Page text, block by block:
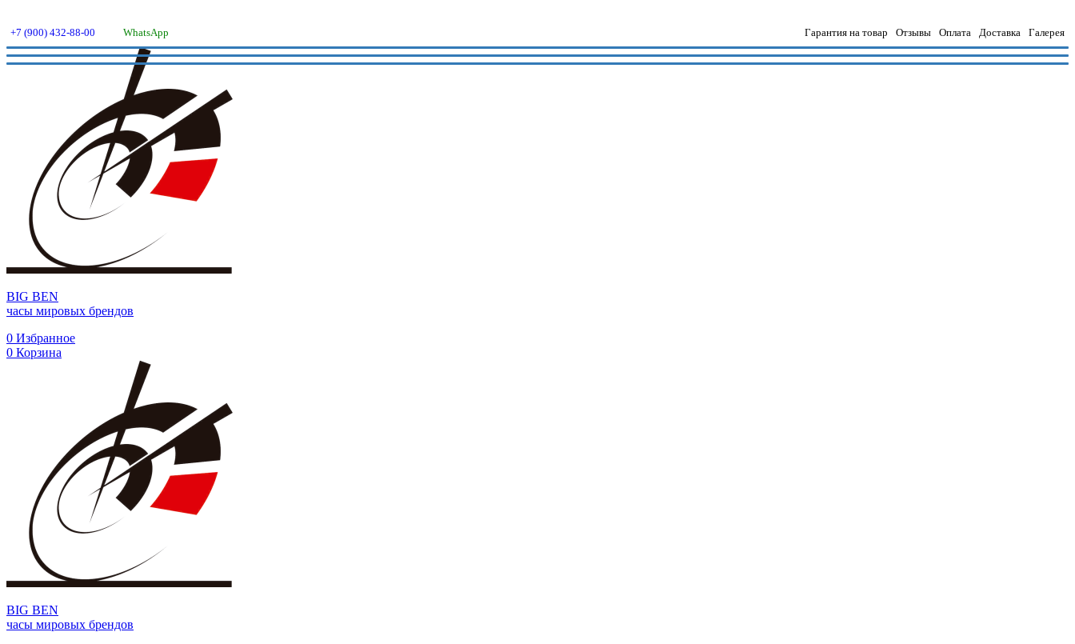
+7 (900) 432-88-00 WhatsApp Галерея
Доставка
Оплата
Отзывы
Гарантия на товар
BIG BEN
часы мировых брендов
0 Избранное
0 Корзина
BIG BEN
часы мировых брендов